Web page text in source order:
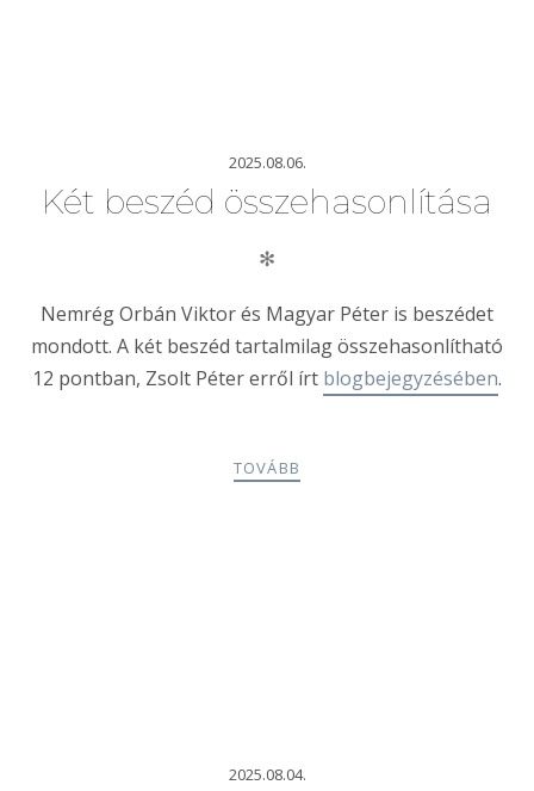
2025.08.06.
Két beszéd összehasonlítása
✻
Nemrég Orbán Viktor és Magyar Péter is beszédet
mondott. A két beszéd tartalmilag összehasonlítható
12 pontban, Zsolt Péter erről írt blogbejegyzésében.
TOVÁBB
2025.08.04.